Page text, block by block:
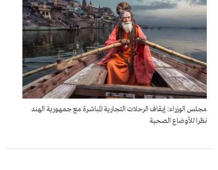
مجلس الوزراء: إيقاف الرحلات التجارية المباشرة مع جمهورية الهند
نظرا للأوضاع الصحية